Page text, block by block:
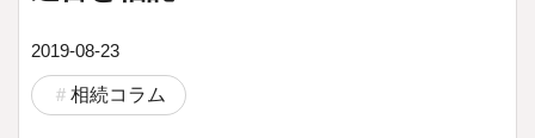
2019-08-23
相続コラム